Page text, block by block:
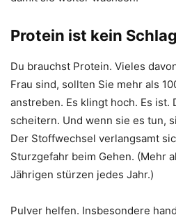
Protein ist kein
Du brauchst Protein. Vieles
Frau sind, sollten Sie mehr als
anstreben. Es klingt hoch. Es ist.
scheitern. Und wenn sie es tun,
Der Stoffwechsel verlangsamt
Sturzgefahr beim Gehen. (Mehr
Jährigen stürzen jedes Jahr.)
Pulver helfen. Insbesondere